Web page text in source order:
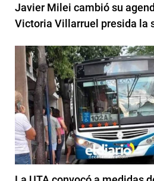
Javier Milei cambió su
Victoria Villarruel presida la